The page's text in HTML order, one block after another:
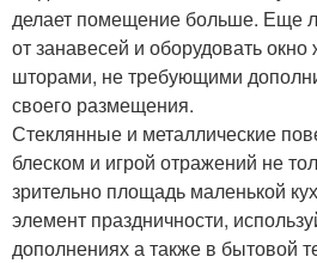
делает помещение больше. Еще
от занавесей и оборудовать
шторами, не требующими
своего размещения.
Стеклянные и металлические
блеском и игрой отражений не
зрительно площадь маленькой
элемент праздничности,
дополнениях а также в бытовой